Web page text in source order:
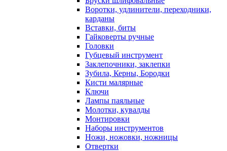
Воротки, удлинители, переходники,
карданы
Вставки, биты
Гайковерты ручные
Головки
Губцевый инструмент
Заклепочники, заклепки
Зубила, Керны, Бородки
Кисти малярные
Ключи
Лампы паяльные
Молотки, кувалды
Монтировки
Наборы инструментов
Ножи, ножовки, ножницы
Отвертки